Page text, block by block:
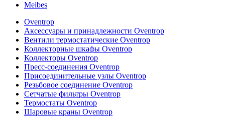
Meibes
Oventrop
Аксессуары и принадлежности Oventrop
Вентили термостатические Oventrop
Коллекторные шкафы Oventrop
Коллекторы Oventrop
Пресс-соединения Oventrop
Присоединительные узлы Oventrop
Резьбовое соединение Oventrop
Сетчатые фильтры Oventrop
Термостаты Oventrop
Шаровые краны Oventrop